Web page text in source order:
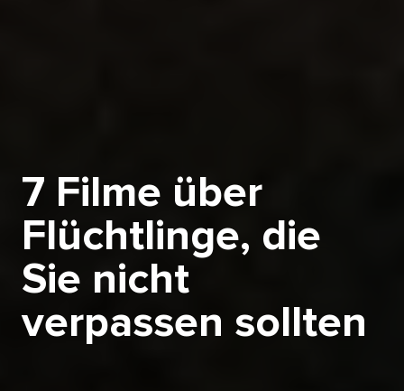
7 Filme über
Flüchtlinge, die
Sie nicht
verpassen sollten